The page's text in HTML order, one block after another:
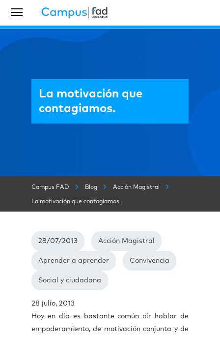
La motivación que
contagiamos.
Campus FAD Blog Acción Magistral
La motivación que contagiamos.
28/07/2013 Acción Magistral
Aprender a aprender Convivencia
Social y ciudadana
28 julio, 2013
Hoy en día es bastante común oír hablar de
empoderamiento, de motivación conjunta y de